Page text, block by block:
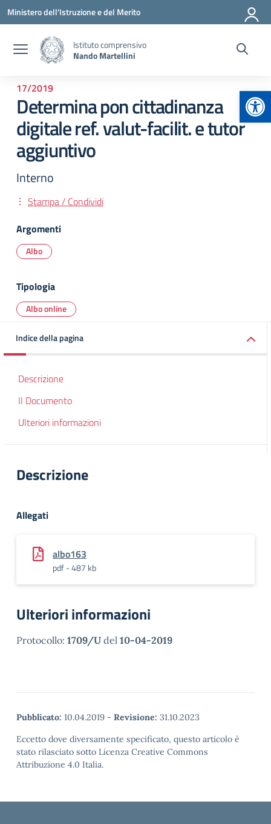
Vai ai contenuti
Vai al menu di navigazione
Vai al footer
Ministero dell'Istruzione e del Merito
Istituto comprensivo
Nando Martellini
17/2019
Determina pon cittadinanza
digitale ref. valut-facilit. e tutor
aggiuntivo
Interno
Stampa / Condividi
Argomenti
Albo
Tipologia
Albo online
Indice della pagina
Descrizione
Il Documento
Ulteriori informazioni
Descrizione
Allegati
albo163
pdf - 487 kb
Ulteriori informazioni
Protocollo: 1709/U del 10-04-2019
Pubblicato: 10.04.2019 - Revisione: 31.10.2023
Eccetto dove diversamente specificato, questo articolo è
stato rilasciato sotto Licenza Creative Commons
Attribuzione 4.0 Italia.